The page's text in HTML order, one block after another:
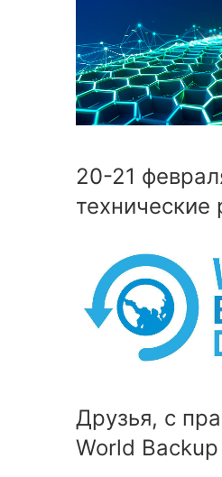
20-21
технические
Друзья, с
World Backup